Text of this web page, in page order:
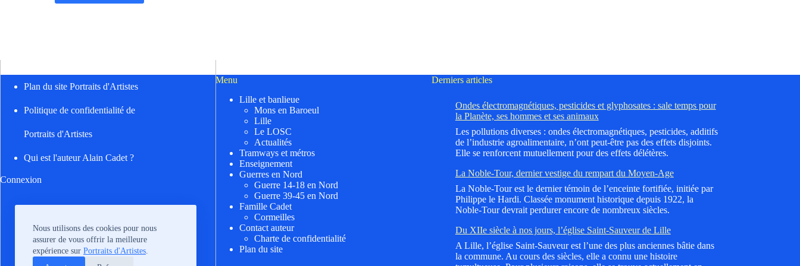
Nous utilisons des cookies pour nous
assurer de vous offrir la meilleure
expérience sur Portraits d'Artistes.
Plan du site Portraits d'Artistes
Politique de confidentialité de
Portraits d'Artistes
Qui est l'auteur Alain Cadet ?
Connexion
Menu
Lille et banlieue
Mons en Baroeul
Lille
Le LOSC
Actualités
Tramways et métros
Enseignement
Guerres en Nord
Guerre 14-18 en Nord
Guerre 39-45 en Nord
Famille Cadet
Cormeilles
Contact auteur
Charte de confidentialité
Plan du site
Derniers articles
Ondes électromagnétiques, pesticides et glyphosates : sale temps pour
la Planète, ses hommes et ses animaux
Les pollutions diverses : ondes électromagnétiques, pesticides, additifs
de l’industrie agroalimentaire, n’ont peut-être pas des effets disjoints.
Elle se renforcent mutuellement pour des effets délétères.
La Noble-Tour, dernier vestige du rempart du Moyen-Age
La Noble-Tour est le dernier témoin de l’enceinte fortifiée, initiée par
Philippe le Hardi. Classée monument historique depuis 1922, la
Noble-Tour devrait perdurer encore de nombreux siècles.
Du XIIe siècle à nos jours, l’église Saint-Sauveur de Lille
A Lille, l’église Saint-Sauveur est l’une des plus anciennes bâtie dans
la commune. Au cours des siècles, elle a connu une histoire